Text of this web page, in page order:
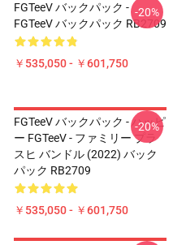
FGTeeV バックパック -
FGTeeV バックパック RB2709
￥535,050 - ￥601,750
-20%
FGTeeV バックパック - ハッピ
ー FGTeeV - ファミリー プラ
スヒ バンドル (2022) バック
パック RB2709
￥535,050 - ￥601,750
-20%